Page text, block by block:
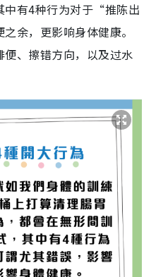
中有4种行为对于“推陈出
余，更影响身体健康。
、擦错方向，以及过水